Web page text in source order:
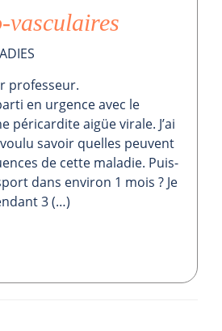
vasculaires
professeur.
en urgence avec le
péricardite aigüe virale. J’ai
savoir quelles peuvent
de cette maladie. Puis-
dans environ 1 mois ? Je
3 (…)